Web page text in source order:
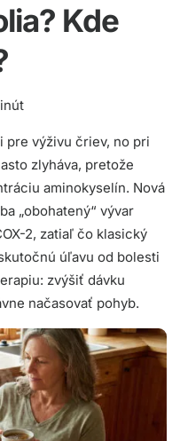
Kde
pre výživu čriev, no pri
zlyháva, pretože
aminokyselín. Nová
„obohatený“ vývar
2, zatiaľ čo klasický
úľavu od bolesti
zvýšiť dávku
načasovať pohyb.